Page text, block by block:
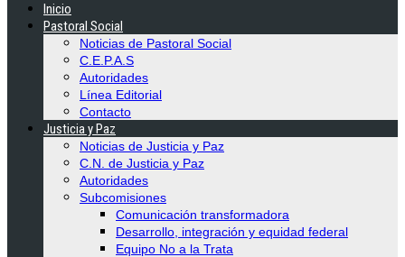
Inicio
Pastoral Social
Noticias de Pastoral Social
C.E.P.A.S
Autoridades
Línea Editorial
Contacto
Justicia y Paz
Noticias de Justicia y Paz
C.N. de Justicia y Paz
Autoridades
Subcomisiones
Comunicación transformadora
Desarrollo, integración y equidad federal
Equipo No a la Trata